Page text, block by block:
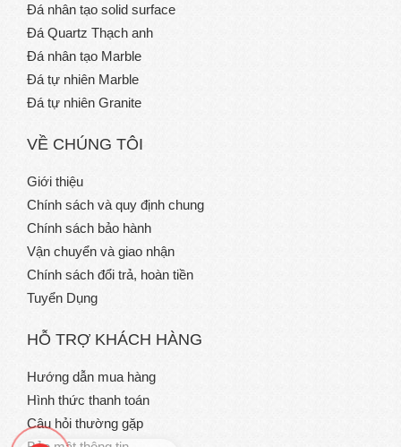
Đá nhân tạo solid surface
Đá Quartz Thạch anh
Đá nhân tạo Marble
Đá tự nhiên Marble
Đá tự nhiên Granite
VỀ CHÚNG TÔI
Giới thiệu
Chính sách và quy định chung
Chính sách bảo hành
Vận chuyển và giao nhận
Chính sách đổi trả, hoàn tiền
Tuyển Dụng
HỖ TRỢ KHÁCH HÀNG
Hướng dẫn mua hàng
Hình thức thanh toán
Câu hỏi thường gặp